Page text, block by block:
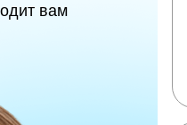
вам